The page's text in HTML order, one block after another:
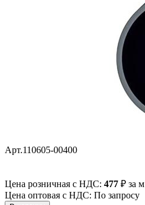
Арт.110605-00400
Цена розничная с НДС: 477 ₽ за м
Цена оптовая с НДС: По запросу